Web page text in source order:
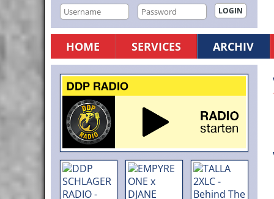
HOME SERVICES ARCHIV